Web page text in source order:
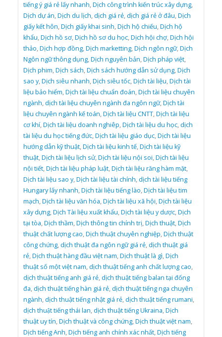
tiếng ý giá rẻ lấy nhanh,Dịch công trình kiến trúc xây dựng,
Dịch dự án,Dịch du lịch,dịch giá rẻ,dịch giá rẻ ở đâu,Dịch
giấy kết hôn,Dịch giấy khai sinh,Dịch hộ chiếu,Dịch hộ
khẩu,Dịch hồ sơ,Dịch hồ sơ du học,Dịch hội chợ,Dịch hội
thảo,Dịch hợp đồng,Dịch marketting,Dịch ngôn ngữ,Dịch
Ngôn ngữ thông dụng,Dịch nguyên bản,Dịch pháp việt,
Dịch phim,Dịch sách,Dịch sách hướng dẫn sử dụng,Dịch
sao y,Dịch siêu nhanh,Dịch siêu tốc,Dịch tài liệu,Dịch tài
liệu bảo hiểm,Dịch tài liệu chuẩn đoán,Dịch tài liệu chuyên
ngành,dịch tài liệu chuyên ngành đa ngôn ngữ,Dịch tài
liệu chuyên ngành kế toán,Dịch tài liệu CNTT,Dịch tài liệu
cơ khí,Dịch tài liệu doanh nghiêp,Dịch tài liệu du học,dịch
tài liệu du học tiếng đức,Dịch tài liệu giáo dục,Dịch tài liệu
hướng dẫn kỹ thuật,Dịch tài liệu kinh tế,Dịch tài liệu kỹ
thuật,Dịch tài liệu lịch sử,Dịch tài liệu nội soi,Dịch tài liệu
nội tiết,Dịch tài liệu pháp luật,Dịch tài liệu răng hàm mặt,
Dịch tài liệu sao y,Dịch tài liệu tài chính,dịch tài liệu tiếng
Hungary lấy nhanh,Dịch tài liệu tiếng lào,Dịch tài liệu tim
mạch,Dịch tài liệu văn hóa,Dịch tài liệu xã hội,Dịch tài liệu
xây dựng,Dịch Tài liệu xuất khẩu,Dịch tài liệu y dược,Dịch
tại tòa,Dịch thầm,Dịch thông tin chính trị,Dịch thuật,Dịch
thuật chất lượng cao,Dịch thuật chuyên nghiệp,Dịch thuật
công chứng,dịch thuật đa ngôn ngữ giá rẻ,dịch thuật giá
rẻ,Dịch thuật hàng đầu việt nam,Dịch thuật là gì,Dịch
thuật số một việt nam,dịch thuật tiếng anh chất lượng cao,
dịch thuật tiếng anh giá rẻ,dịch thuật tiếng balan tại đống
đa,dịch thuật tiếng hàn giá rẻ,dịch thuật tiếng nga chuyên
ngành,dịch thuật tiếng nhật giá rẻ,dịch thuật tiếng rumani,
dịch thuật tiếng thái lan,dịch thuật tiếng Ukraina,Dịch
thuật uy tín,Dịch thuật và công chứng,Dịch thuật việt nam,
Dịch tiếng Anh,Dịch tiếng anh chính xác nhất,Dịch tiếng